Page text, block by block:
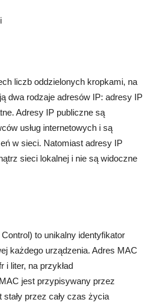
liczb oddzielonych kropkami, na
dwa rodzaje adresów IP: adresy IP
Adresy IP publiczne są
usług internetowych i są
w sieci. Natomiast adresy IP
sieci lokalnej i nie są widoczne
to unikalny identyfikator
każdego urządzenia. Adres MAC
i liter, na przykład
jest przypisywany przez
przez cały czas życia